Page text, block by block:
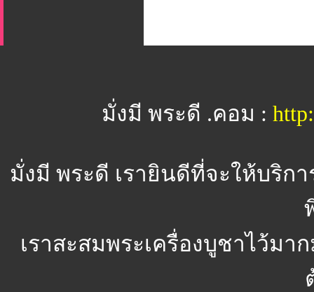
มั่งมี พระดี .คอม :
มั่งมี พระดี เรายินดีที่จะให้บริก
เราสะสมพระเครื่องบูชาไว้ม